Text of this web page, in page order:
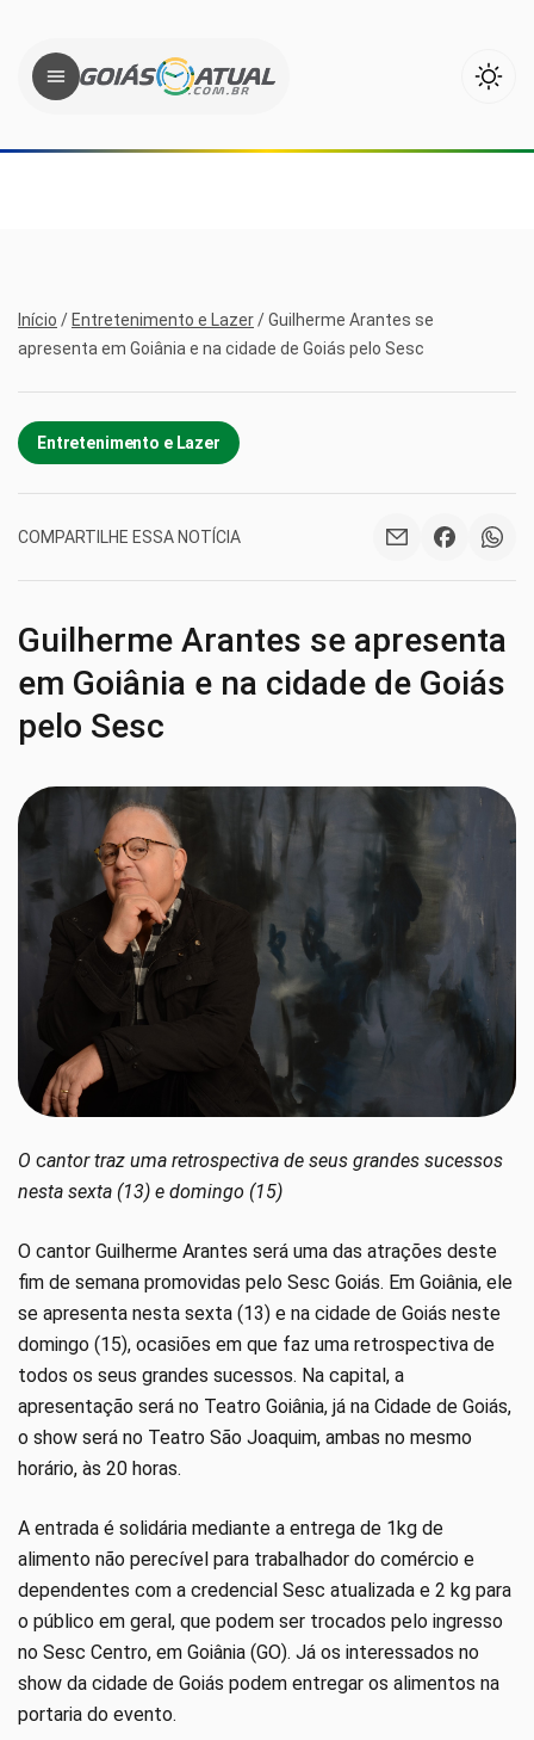
Início / Entretenimento e Lazer/Guilherme Arantes se
apresenta em Goiânia e na cidade de Goiás pelo Sesc
Entretenimento e Lazer
COMPARTILHE ESSA NOTÍCIA
Guilherme Arantes se apresenta
em Goiânia e na cidade de Goiás
pelo Sesc
O cantor traz uma retrospectiva de seus grandes sucessos
nesta sexta (13) e domingo (15)
O cantor Guilherme Arantes será uma das atrações deste
fim de semana promovidas pelo Sesc Goiás. Em Goiânia, ele
se apresenta nesta sexta (13) e na cidade de Goiás neste
domingo (15), ocasiões em que faz uma retrospectiva de
todos os seus grandes sucessos. Na capital, a
apresentação será no Teatro Goiânia, já na Cidade de Goiás,
o show será no Teatro São Joaquim, ambas no mesmo
horário, às 20 horas.
A entrada é solidária mediante a entrega de 1kg de
alimento não perecível para trabalhador do comércio e
dependentes com a credencial Sesc atualizada e 2 kg para
o público em geral, que podem ser trocados pelo ingresso
no Sesc Centro, em Goiânia (GO). Já os interessados no
show da cidade de Goiás podem entregar os alimentos na
portaria do evento.